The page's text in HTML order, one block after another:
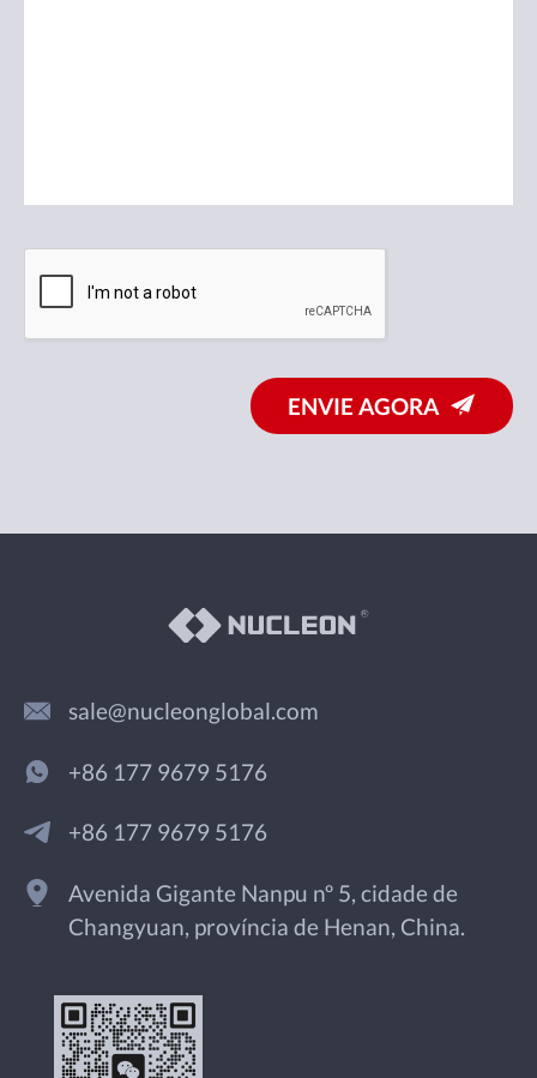
ENVIE AGORA
sale@nucleonglobal.com
+86 177 9679 5176
+86 177 9679 5176
Avenida Gigante Nanpu nº 5, cidade de
Changyuan, província de Henan, China.